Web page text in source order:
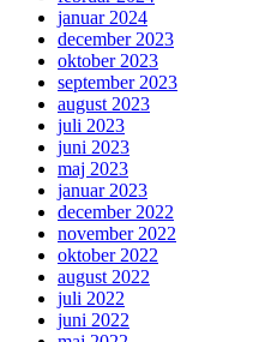
januar 2024
december 2023
oktober 2023
september 2023
august 2023
juli 2023
juni 2023
maj 2023
januar 2023
december 2022
november 2022
oktober 2022
august 2022
juli 2022
juni 2022